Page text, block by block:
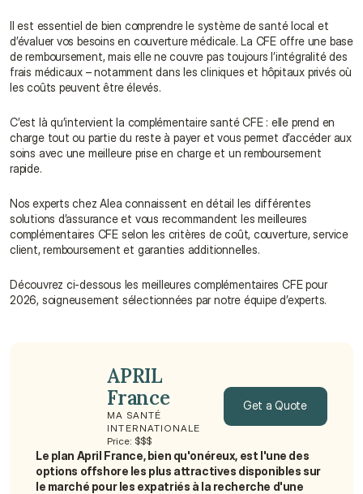
Il est essentiel de bien comprendre le système de santé local et
d’évaluer vos besoins en couverture médicale. La CFE offre une base
de remboursement, mais elle ne couvre pas toujours l’intégralité des
frais médicaux – notamment dans les cliniques et hôpitaux privés où
les coûts peuvent être élevés.
C’est là qu’intervient la complémentaire santé CFE : elle prend en
charge tout ou partie du reste à payer et vous permet d’accéder aux
soins avec une meilleure prise en charge et un remboursement
rapide.
Nos experts chez Alea connaissent en détail les différentes
solutions d’assurance et vous recommandent les meilleures
complémentaires CFE selon les critères de coût, couverture, service
client, remboursement et garanties additionnelles.
Découvrez ci-dessous les meilleures complémentaires CFE pour
2026, soigneusement sélectionnées par notre équipe d’experts.
APRIL
France
MA SANTÉ
INTERNATIONALE
Price: $$$
Get a Quote
Le plan April France, bien qu'onéreux, est l'une des
options offshore les plus attractives disponibles sur
le marché pour les expatriés à la recherche d'une